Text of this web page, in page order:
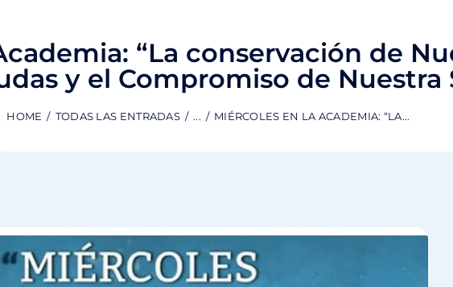
“La conservación de
y el Compromiso de Nuestra
HOME TODAS LAS ENTRADAS ... MIÉRCOLES EN LA ACADEMIA: “LA...